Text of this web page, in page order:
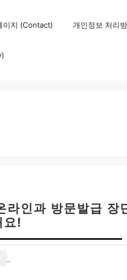
이지 (Contact) 개인정보 처리
라인과 방문발급 장
요!